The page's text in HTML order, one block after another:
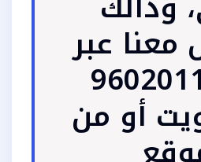
معنا عبر
96020113
أو من